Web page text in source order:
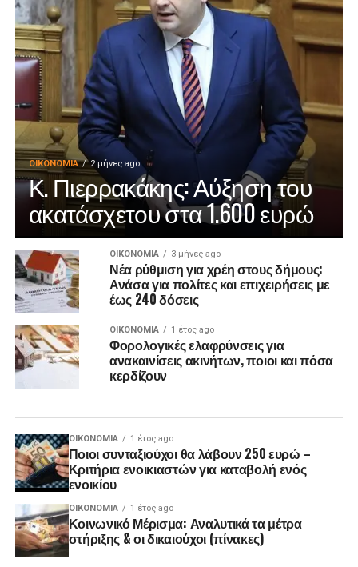
ΟΙΚΟΝΟΜΊΑ 2 μήνες ago
Κ. Πιερρακάκης: Αύξηση του
ακατάσχετου στα 1.600 ευρώ
ΟΙΚΟΝΟΜΊΑ 3 μήνες ago
Νέα ρύθμιση για χρέη στους δήμους:
Ανάσα για πολίτες και επιχειρήσεις με
έως 240 δόσεις
ΟΙΚΟΝΟΜΊΑ 1 έτος ago
Φορολογικές ελαφρύνσεις για
ανακαινίσεις ακινήτων, ποιοι και πόσα
κερδίζουν
ΟΙΚΟΝΟΜΊΑ 1 έτος ago
Ποιοι συνταξιούχοι θα λάβουν 250 ευρώ –
Κριτήρια ενοικιαστών για καταβολή ενός
ενοικίου
ΟΙΚΟΝΟΜΊΑ 1 έτος ago
Κοινωνικό Μέρισμα: Αναλυτικά τα μέτρα
στήριξης & οι δικαιούχοι (πίνακες)